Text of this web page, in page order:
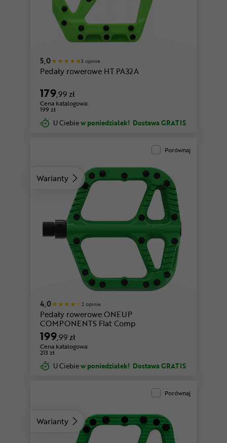
czerwony
5,0 3 opinie
Pedały rowerowe HT PA32A
179,99 zł
Cena katalogowa:
199 zł
U Ciebiew poniedziałek! Dostawa GRATIS
Warianty
pomarańczowy
Porównaj
4,0 2 opinie
Pedały rowerowe ONEUP
COMPONENTS Flat Comp
199,99 zł
Cena katalogowa:
213 zł
U Ciebiew poniedziałek! Dostawa GRATIS
Warianty
Porównaj